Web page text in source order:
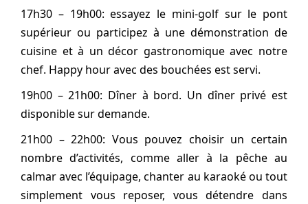
17h30 – 19h00: essayez le mini-golf sur le pont
supérieur ou participez à une démonstration de
cuisine et à un décor gastronomique avec notre
chef. Happy hour avec des bouchées est servi.
19h00 – 21h00: Dîner à bord. Un dîner privé est
disponible sur demande.
21h00 – 22h00: Vous pouvez choisir un certain
nombre d’activités, comme aller à la pêche au
calmar avec l’équipage, chanter au karaoké ou tout
simplement vous reposer, vous détendre dans